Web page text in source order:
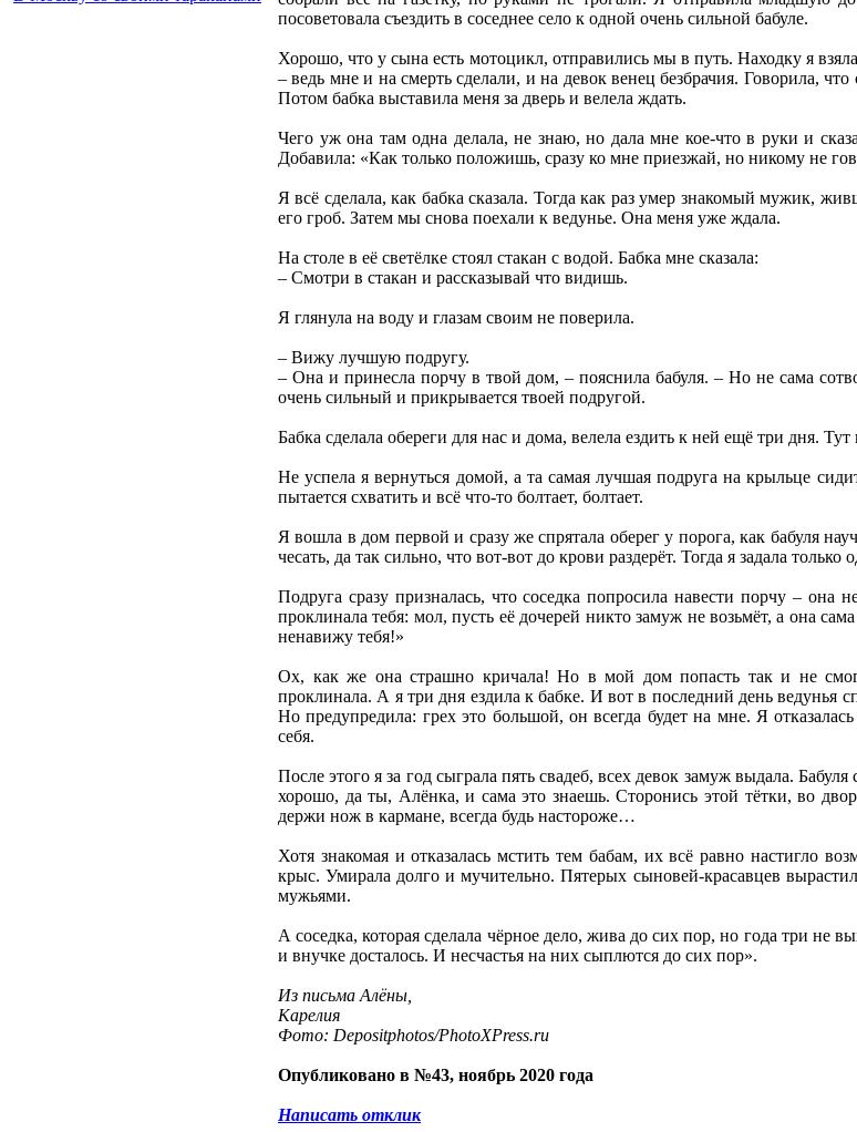
посоветовала съездить в соседнее село к одной очень сильной бабуле.
Хорошо, что у сына есть мотоцикл, отправились мы в путь. Находку я
– ведь мне и на смерть сделали, и на девок венец безбрачия. Говорила,
Потом бабка выставила меня за дверь и велела ждать.
Чего уж она там одна делала, не знаю, но дала мне кое-что в руки и
Добавила: «Как только положишь, сразу ко мне приезжай, но никому не
Я всё сделала, как бабка сказала. Тогда как раз умер знакомый мужик,
его гроб. Затем мы снова поехали к ведунье. Она меня уже ждала.
На столе в её светёлке стоял стакан с водой. Бабка мне сказала:
– Смотри в стакан и рассказывай что видишь.
Я глянула на воду и глазам своим не поверила.
– Вижу лучшую подругу.
– Она и принесла порчу в твой дом, – пояснила бабуля. – Но не сама
очень сильный и прикрывается твоей подругой.
Бабка сделала обереги для нас и дома, велела ездить к ней ещё три дня. Тут
Не успела я вернуться домой, а та самая лучшая подруга на крыльце
пытается схватить и всё что-то болтает, болтает.
Я вошла в дом первой и сразу же спрятала оберег у порога, как бабуля
чесать, да так сильно, что вот-вот до крови раздерёт. Тогда я задала только
Подруга сразу призналась, что соседка попросила навести порчу –
проклинала тебя: мол, пусть её дочерей никто замуж не возьмёт, а она
ненавижу тебя!»
Ох, как же она страшно кричала! Но в мой дом попасть так и не
проклинала. А я три дня ездила к бабке. И вот в последний день ведунья
Но предупредила: грех это большой, он всегда будет на мне. Я
себя.
После этого я за год сыграла пять свадеб, всех девок замуж выдала.
хорошо, да ты, Алёнка, и сама это знаешь. Сторонись этой тётки, во
держи нож в кармане, всегда будь настороже…
Хотя знакомая и отказалась мстить тем бабам, их всё равно настигло
крыс. Умирала долго и мучительно. Пятерых сыновей-красавцев
мужьями.
А соседка, которая сделала чёрное дело, жива до сих пор, но года три не
и внучке досталось. И несчастья на них сыплются до сих пор».
Из письма Алёны,
Карелия
Фото: Depositphotos/PhotoXPress.ru
Опубликовано в №43, ноябрь 2020 года
Написать отклик